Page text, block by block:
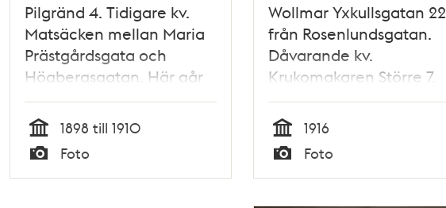
Pilgränd 4. Tidigare kv.
Matsäcken mellan Maria
Prästgårdsgata och
Högbergsgatan. Här går
nuvarande
Rosenlundsgatan vid kv.
Bergsgruvan Större
Tid
1898 till 1910
Typ
Foto
Wollmar Yxkullsgatan 22
från Rosenlundsgatan.
Dåvarande kv.
Krukomakaren Större 7.
Nuvarande Wollmar
Yxkullsgatan 38, kv.
Postsäcken
Tid
1916
Typ
Foto